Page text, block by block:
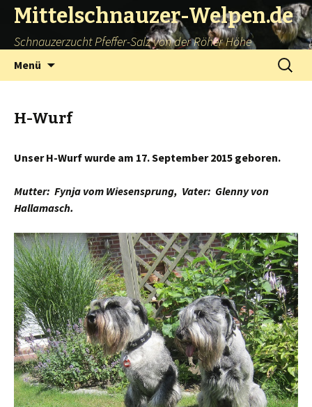
Mittelschnauzer-Welpen.de
Schnauzerzucht Pfeffer-Salz von der Röher Höhe
Menü
Suchen
nach:
H-Wurf
Unser H-Wurf wurde am 17. September 2015 geboren.
Mutter: Fynja vom Wiesensprung, Vater: Glenny von
Hallamasch.